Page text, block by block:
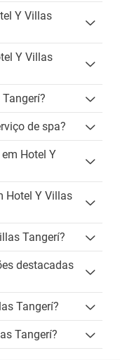
Y Villas
Y Villas
de spa?
Hotel Y
Hotel Y Villas
Tangerí?
destacadas
Tangerí?
Tangerí?